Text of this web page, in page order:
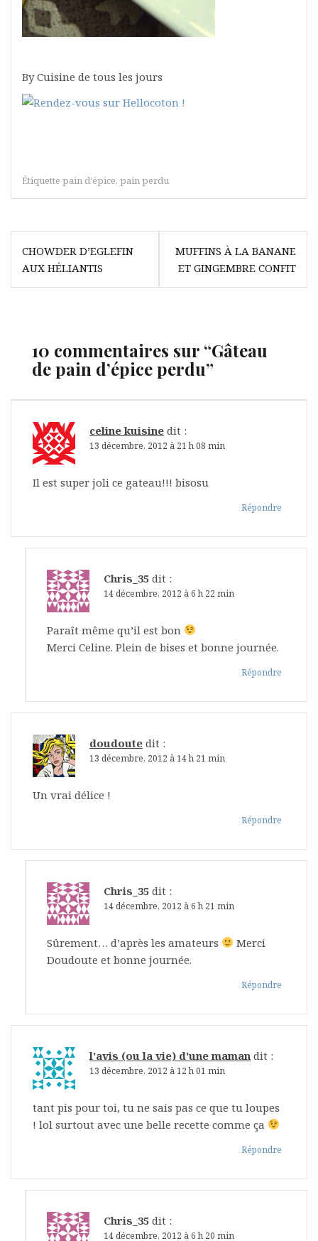
By Cuisine de tous les jours
Étiquette pain d'épice, pain perdu
Navigation
de
l’article
CHOWDER D’EGLEFIN
AUX HÉLIANTIS
MUFFINS À LA BANANE
ET GINGEMBRE CONFIT
10 commentaires sur “Gâteau
de pain d’épice perdu”
celine kuisine dit :
13 décembre, 2012 à 21 h 08 min
Il est super joli ce gateau!!! bisosu
Répondre
Chris_35 dit :
14 décembre, 2012 à 6 h 22 min
Paraît même qu’il est bon
Merci Celine. Plein de bises et bonne journée.
Répondre
doudoute dit :
13 décembre, 2012 à 14 h 21 min
Un vrai délice !
Répondre
Chris_35 dit :
14 décembre, 2012 à 6 h 21 min
Sûrement… d’après les amateurs
Merci
Doudoute et bonne journée.
Répondre
l'avis (ou la vie) d'une maman dit :
13 décembre, 2012 à 12 h 01 min
tant pis pour toi, tu ne sais pas ce que tu loupes
! lol surtout avec une belle recette comme ça
Répondre
Chris_35 dit :
14 décembre, 2012 à 6 h 20 min